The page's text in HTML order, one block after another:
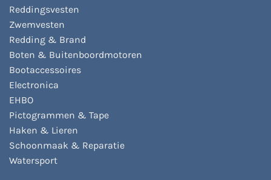
Reddingsvesten
Zwemvesten
Redding & Brand
Boten & Buitenboordmotoren
Bootaccessoires
Electronica
EHBO
Pictogrammen & Tape
Haken & Lieren
Schoonmaak & Reparatie
Watersport